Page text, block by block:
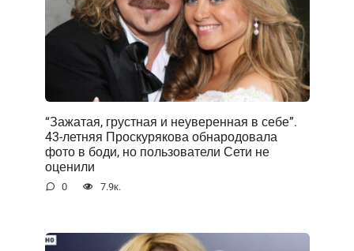
“Зажатая, грустная и неуверенная в себе”.
43-летняя Проскурякова обнародовала
фото в боди, но пользователи Сети не
оценили
0 7.9к.